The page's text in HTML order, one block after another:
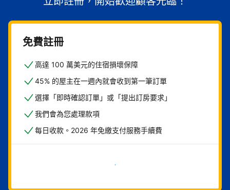
免費註冊
高達 100 萬美元的住宿損壞保障
45% 的屋主在一週內就會收到第一筆訂單
選擇「即時確認訂單」或「提出訂房要求」
我們會為您處理款項
每日收款。2026 年免繳支付服務手續費
現在就開始